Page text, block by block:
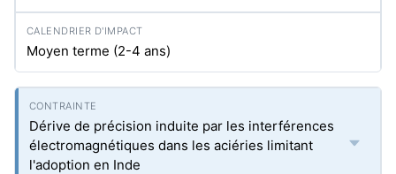
Moyen terme (2-4 ans)
Dérive de précision induite par les interférences
électromagnétiques dans les aciéries limitant
l'adoption en Inde